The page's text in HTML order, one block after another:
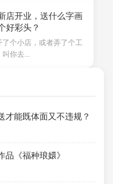
店开业，送什么字画
好彩头？
了个小店，或者弄了个工
你去...
才能既体面又不违规？
《福种琅嬛》